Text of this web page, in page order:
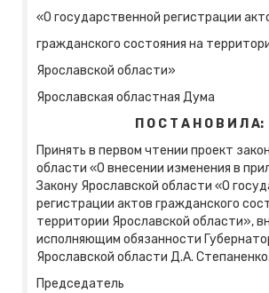
«О государственной регистрации
гражданского состояния на
Ярославской области»
Ярославская областная Дума
П О С Т А Н О В И Л А:
Принять в первом чтении проект
области «О внесении изменения в
Закону Ярославской области «О
регистрации актов гражданского
территории Ярославской области»,
исполняющим обязанности
Ярославской области Д.А. Степаненко.
Председатель